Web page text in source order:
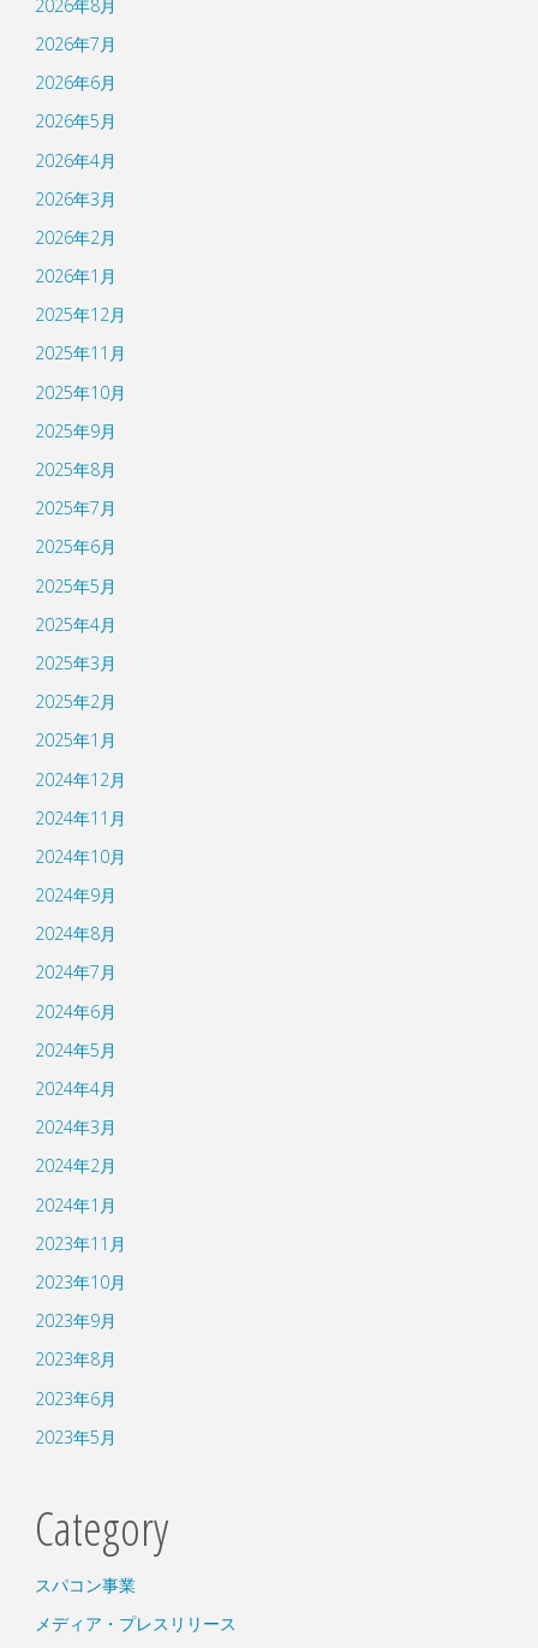
2026年8月
2026年7月
2026年6月
2026年5月
2026年4月
2026年3月
2026年2月
2026年1月
2025年12月
2025年11月
2025年10月
2025年9月
2025年8月
2025年7月
2025年6月
2025年5月
2025年4月
2025年3月
2025年2月
2025年1月
2024年12月
2024年11月
2024年10月
2024年9月
2024年8月
2024年7月
2024年6月
2024年5月
2024年4月
2024年3月
2024年2月
2024年1月
2023年11月
2023年10月
2023年9月
2023年8月
2023年6月
2023年5月
Category
スパコン事業
メディア・プレスリリース